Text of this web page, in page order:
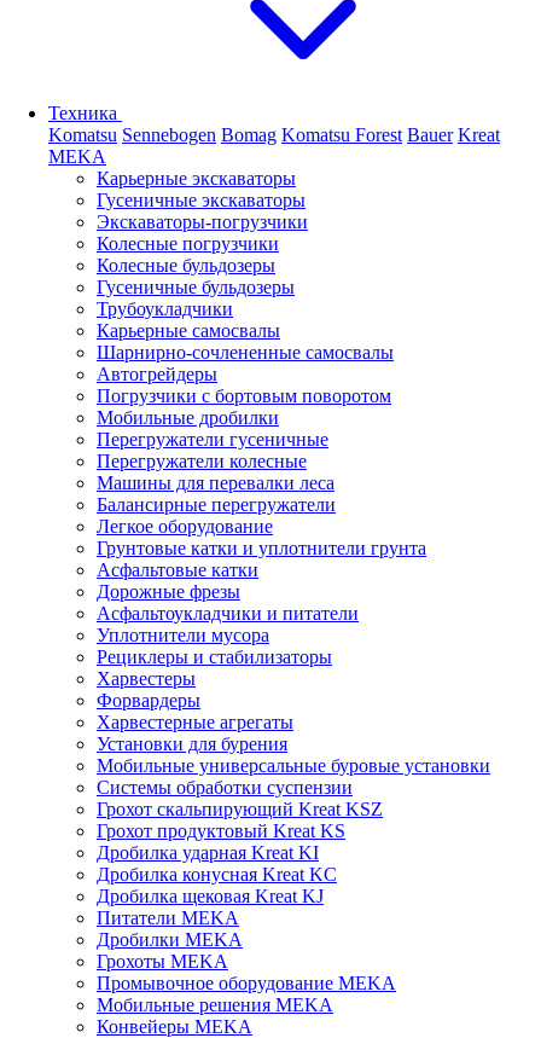
Техника
Komatsu Sennebogen Bomag Komatsu Forest Bauer Kreat
MEKA
Карьерные экскаваторы
Гусеничные экскаваторы
Экскаваторы-погрузчики
Колесные погрузчики
Колесные бульдозеры
Гусеничные бульдозеры
Трубоукладчики
Карьерные самосвалы
Шарнирно-сочлененные cамосвалы
Автогрейдеры
Погрузчики с бортовым поворотом
Мобильные дробилки
Перегружатели гусеничные
Перегружатели колесные
Машины для перевалки леса
Балансирные перегружатели
Легкое оборудование
Грунтовые катки и уплотнители грунта
Асфальтовые катки
Дорожные фрезы
Асфальтоукладчики и питатели
Уплотнители мусора
Рециклеры и стабилизаторы
Харвестеры
Форвардеры
Харвестерные агрегаты
Установки для бурения
Мобильные универсальные буровые установки
Системы обработки суспензии
Грохот скальпирующий Kreat KSZ
Грохот продуктовый Kreat KS
Дробилка ударная Kreat KI
Дробилка конусная Kreat KC
Дробилка щековая Kreat KJ
Питатели MEKA
Дробилки MEKA
Грохоты MEKA
Промывочное оборудование MEKA
Мобильные решения MEKA
Конвейеры MEKA